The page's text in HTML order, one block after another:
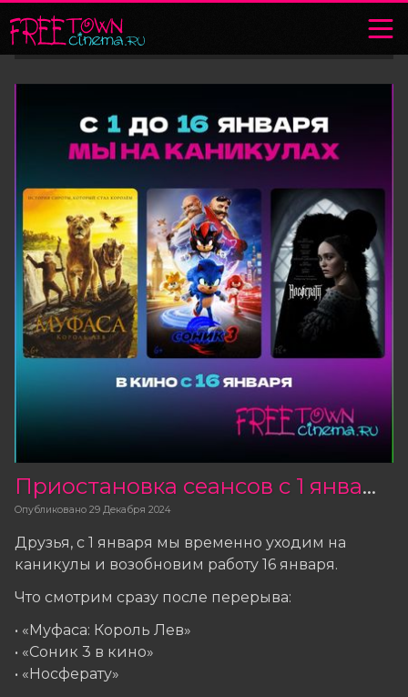
Приостановка сеансов с 1 января
Опубликовано 29 Декабря 2024
Друзья, с 1 января мы временно уходим на
каникулы и возобновим работу 16 января.
Что смотрим сразу после перерыва:
• «Муфаса: Король Лев»
• «Соник 3 в кино»
• «Носферату»